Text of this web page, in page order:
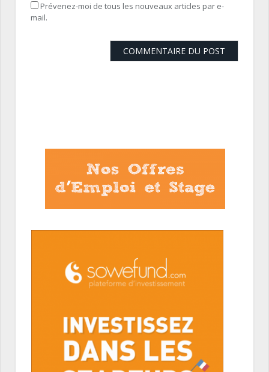
Prévenez-moi de tous les nouveaux articles par e-
mail.